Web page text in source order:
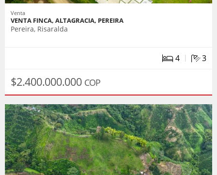
Venta
VENTA FINCA, ALTAGRACIA, PEREIRA
Pereira, Risaralda
4 | 3
$2.400.000.000 COP